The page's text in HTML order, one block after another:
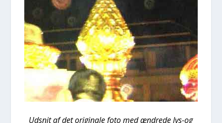
Udsnit af det ori­gi­na­le foto med ændre­de lys-og